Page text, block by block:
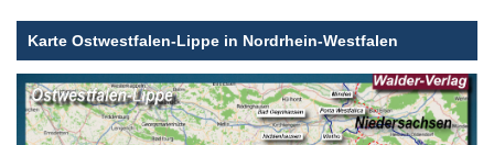
Karte Ostwestfalen-Lippe in Nordrhein-Westfalen